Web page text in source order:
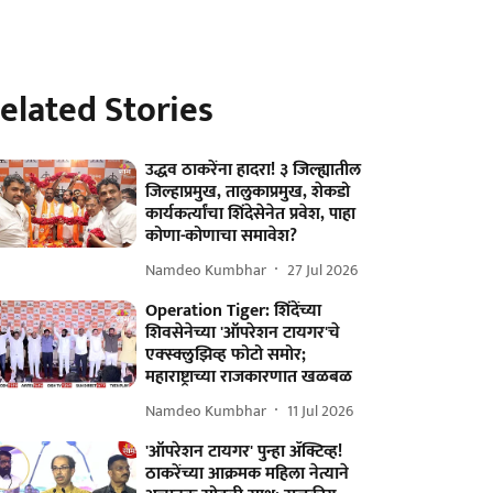
Stories
उद्धव ठाकरेंना हादरा! ३ जिल्ह्यातील
जिल्हाप्रमुख, तालुकाप्रमुख, शेकडो
कार्यकर्त्यांचा शिंदेसेनेत प्रवेश, पाहा
कोणा-कोणाचा समावेश?
Namdeo Kumbhar 27 Jul 2026
Operation Tiger: शिंदेंच्या
शिवसेनेच्या 'ऑपरेशन टायगर'चे
एक्स्क्लुझिव्ह फोटो समोर;
महाराष्ट्राच्या राजकारणात खळबळ
Namdeo Kumbhar 11 Jul 2026
'ऑपरेशन टायगर' पुन्हा ॲक्टिव्ह!
ठाकरेंच्या आक्रमक महिला नेत्याने